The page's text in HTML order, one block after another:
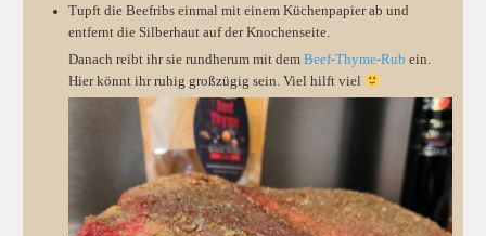
Tupft die Beefribs einmal mit einem Küchenpapier ab und
entfernt die Silberhaut auf der Knochenseite.
Danach reibt ihr sie rundherum mit dem Beef-Thyme-Rub ein.
Hier könnt ihr ruhig großzügig sein. Viel hilft viel